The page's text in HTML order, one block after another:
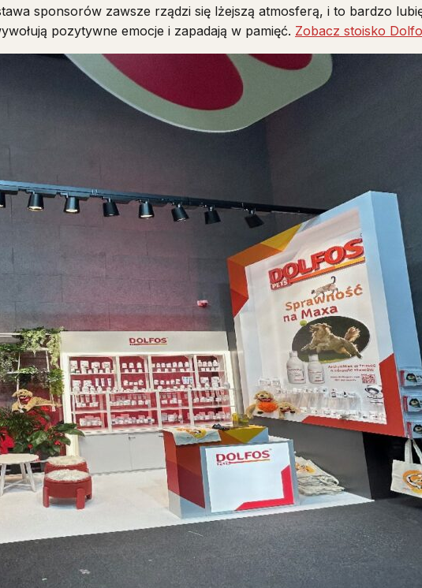
sponsorów zawsze rządzi się lżejszą atmosferą, i to bardzo
pozytywne emocje i zapadają w pamięć. Zobacz stoisko